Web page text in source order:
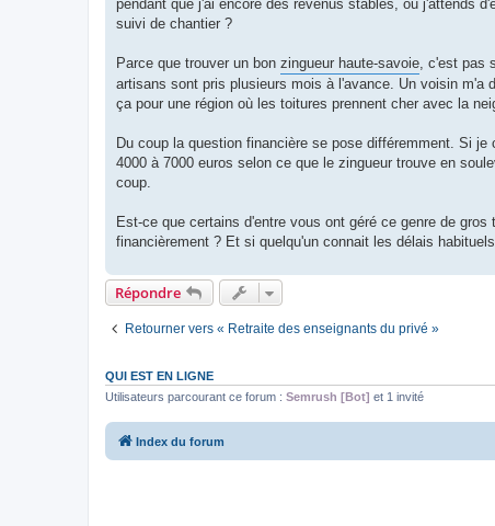
pendant que j'ai encore des revenus stables, ou j'attends
suivi de chantier ?
Parce que trouver un bon zingueur haute-savoie , c'est
artisans sont pris plusieurs mois à l'avance. Un voisin m'a
ça pour une région où les toitures prennent cher avec la
Du coup la question financière se pose différemment. Si
4000 à 7000 euros selon ce que le zingueur trouve en
coup.
Est-ce que certains d'entre vous ont géré ce genre de
financièrement ? Et si quelqu'un connait les délais
Répondre
Retourner vers « Retraite des enseignants du privé »
QUI EST EN LIGNE
Utilisateurs parcourant ce forum : Semrush [Bot] et 1 invité
Index du forum